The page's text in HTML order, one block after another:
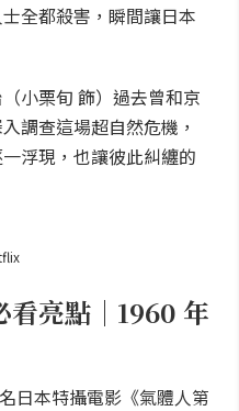
全都殺害，瞬間讓日本
小栗旬 飾）過去曾和京
調查這場超自然危機，
浮現，也讓彼此糾纏的
看亮點｜1960 年
日本特攝電影《氣體人第